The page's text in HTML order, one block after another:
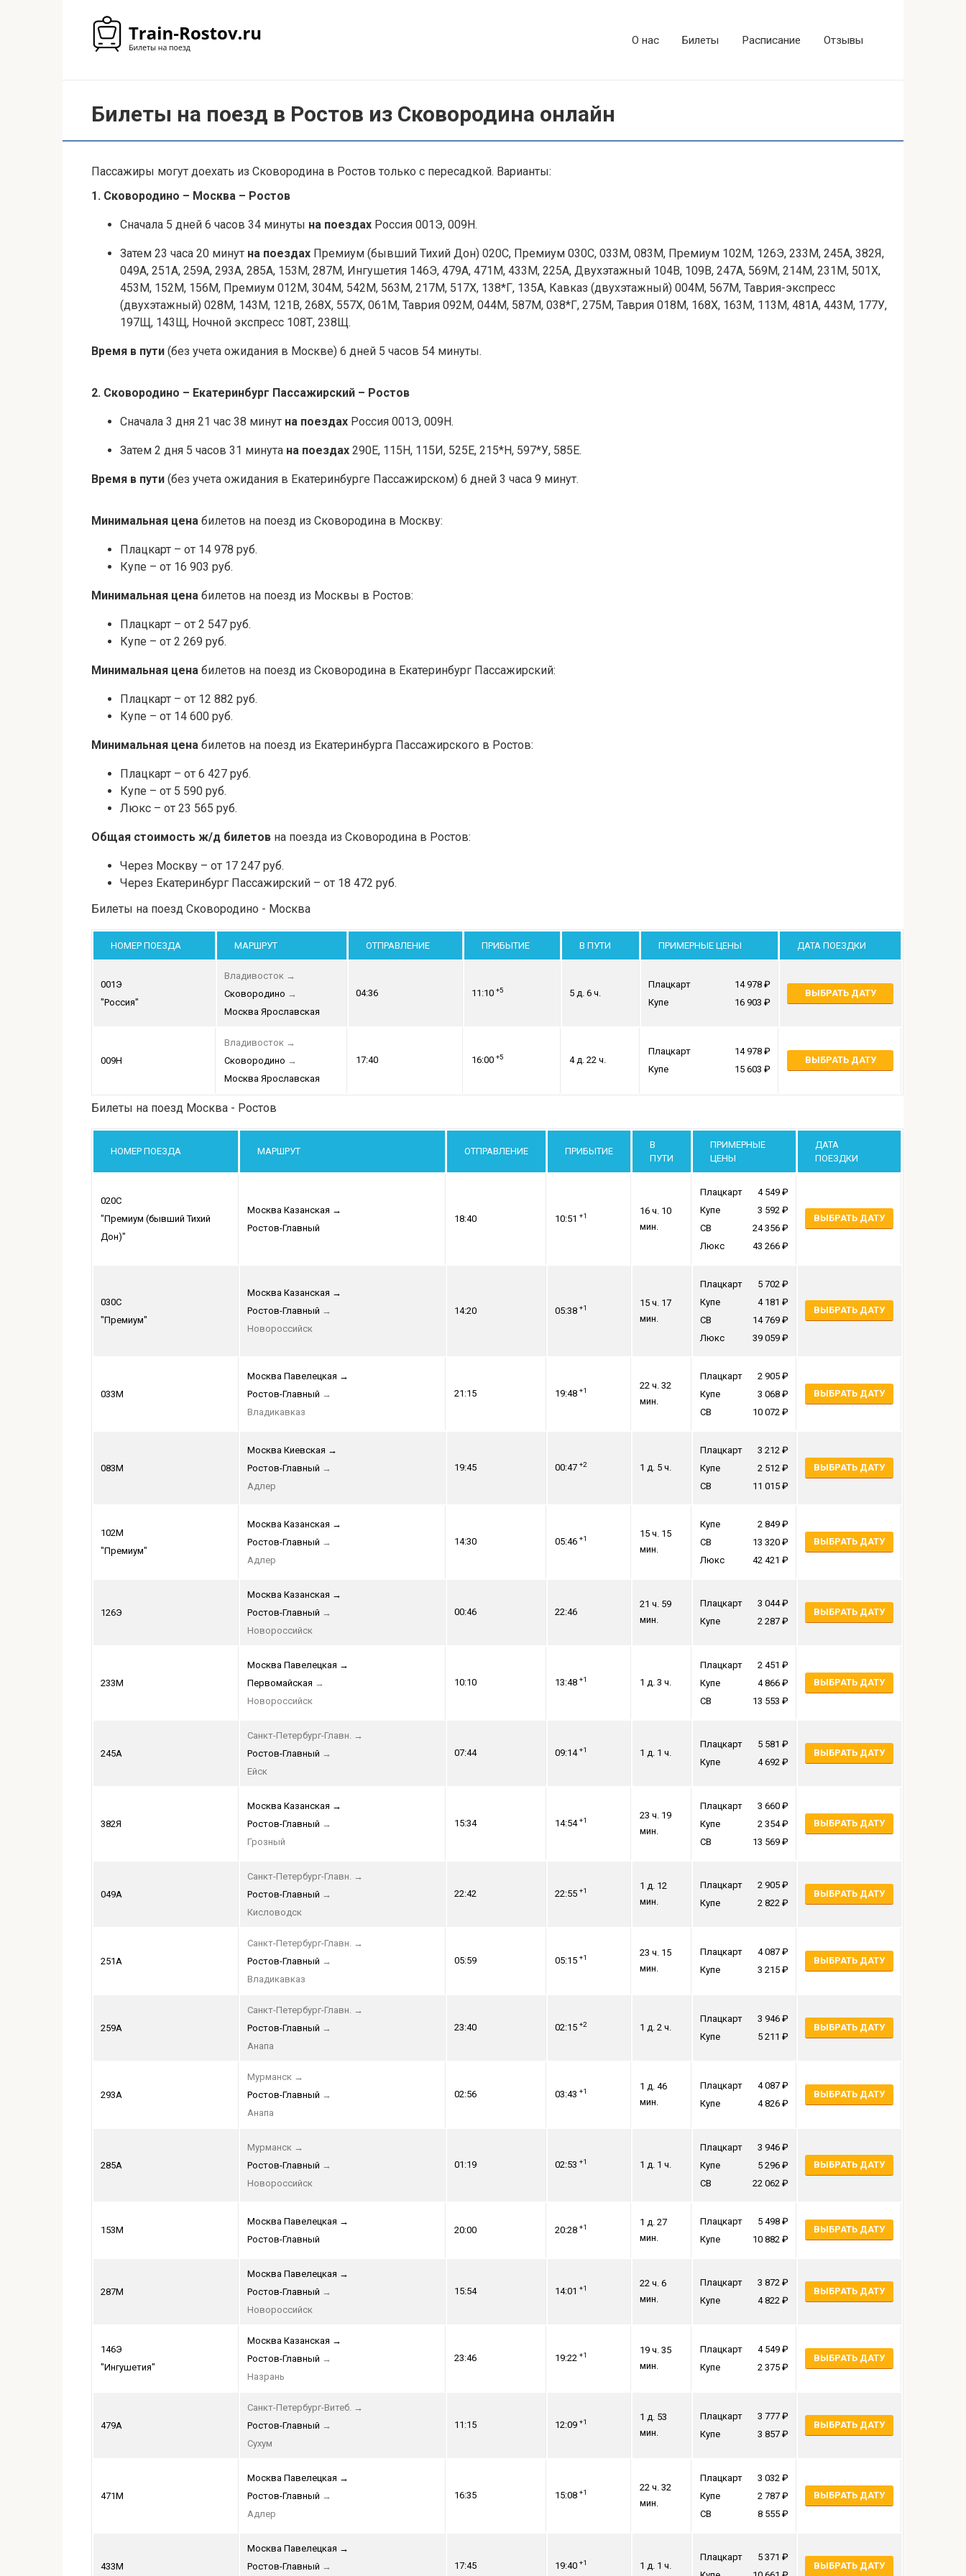
О нас Билеты Расписание Отзывы
Билеты на поезд в Ростов из Сковородина онлайн
Пассажиры могут доехать из Сковородина в Ростов только с пересадкой. Варианты:
1. Сковородино – Москва – Ростов
Сначала 5 дней 6 часов 34 минуты на поездах Россия 001Э, 009Н.
Затем 23 часа 20 минут на поездах Премиум (бывший Тихий Дон) 020С, Премиум 030С, 033М, 083М, Премиум 102М, 126Э, 233М, 245А, 382Я,
049А, 251А, 259А, 293А, 285А, 153М, 287М, Ингушетия 146Э, 479А, 471М, 433М, 225А, Двухэтажный 104В, 109В, 247А, 569М, 214М, 231М, 501Х,
453М, 152М, 156М, Премиум 012М, 304М, 542М, 563М, 217М, 517Х, 138*Г, 135А, Кавказ (двухэтажный) 004М, 567М, Таврия-экспресс
(двухэтажный) 028М, 143М, 121В, 268Х, 557Х, 061М, Таврия 092М, 044М, 587М, 038*Г, 275М, Таврия 018М, 168Х, 163М, 113М, 481А, 443М, 177У,
197Щ, 143Щ, Ночной экспресс 108Т, 238Щ.
Время в пути (без учета ожидания в Москве) 6 дней 5 часов 54 минуты.
2. Сковородино – Екатеринбург Пассажирский – Ростов
Сначала 3 дня 21 час 38 минут на поездах Россия 001Э, 009Н.
Затем 2 дня 5 часов 31 минута на поездах 290Е, 115Н, 115И, 525Е, 215*Н, 597*У, 585Е.
Время в пути (без учета ожидания в Екатеринбурге Пассажирском) 6 дней 3 часа 9 минут.
Минимальная цена билетов на поезд из Сковородина в Москву:
Плацкарт – от 14 978 руб.
Купе – от 16 903 руб.
Минимальная цена билетов на поезд из Москвы в Ростов:
Плацкарт – от 2 547 руб.
Купе – от 2 269 руб.
Минимальная цена билетов на поезд из Сковородина в Екатеринбург Пассажирский:
Плацкарт – от 12 882 руб.
Купе – от 14 600 руб.
Минимальная цена билетов на поезд из Екатеринбурга Пассажирского в Ростов:
Плацкарт – от 6 427 руб.
Купе – от 5 590 руб.
Люкс – от 23 565 руб.
Общая стоимость ж/д билетов на поезда из Сковородина в Ростов:
Через Москву – от 17 247 руб.
Через Екатеринбург Пассажирский – от 18 472 руб.
Билеты на поезд Сковородино - Москва
НОМЕР ПОЕЗДА МАРШРУТ ОТПРАВЛЕНИЕ ПРИБЫТИЕ В ПУТИ ПРИМЕРНЫЕ ЦЕНЫ ДАТА ПОЕЗДКИ
001Э
"Россия"
Владивосток →
Сковородино →
Москва Ярославская
04:36 11:10 +5 5 д. 6 ч.
Плацкарт
14 978
Купе
16 903
ВЫБРАТЬ ДАТУ
009Н
Владивосток →
Сковородино →
Москва Ярославская
17:40 16:00 +5 4 д. 22 ч.
Плацкарт
14 978
Купе
15 603
ВЫБРАТЬ ДАТУ
Билеты на поезд Москва - Ростов
НОМЕР ПОЕЗДА МАРШРУТ ОТПРАВЛЕНИЕ ПРИБЫТИЕ
В
ПУТИ
ПРИМЕРНЫЕ
ЦЕНЫ
ДАТА
ПОЕЗДКИ
020С
"Премиум (бывший Тихий
Дон)"
Москва Казанская →
Ростов-Главный
18:40 10:51 +1
16 ч. 10
мин.
Плацкарт
4 549
Купе
3 592
СВ
24 356
Люкс
43 266
ВЫБРАТЬ ДАТУ
030С
"Премиум"
Москва Казанская →
Ростов-Главный →
Новороссийск
14:20 05:38 +1
15 ч. 17
мин.
Плацкарт
5 702
Купе
4 181
СВ
14 769
Люкс
39 059
ВЫБРАТЬ ДАТУ
033М
Москва Павелецкая →
Ростов-Главный →
Владикавказ
21:15 19:48 +1
22 ч. 32
мин.
Плацкарт
2 905
Купе
3 068
СВ
10 072
ВЫБРАТЬ ДАТУ
083М
Москва Киевская →
Ростов-Главный →
Адлер
19:45 00:47 +2 1 д. 5 ч.
Плацкарт
3 212
Купе
2 512
СВ
11 015
ВЫБРАТЬ ДАТУ
102М
"Премиум"
Москва Казанская →
Ростов-Главный →
Адлер
14:30 05:46 +1
15 ч. 15
мин.
Купе
2 849
СВ
13 320
Люкс
42 421
ВЫБРАТЬ ДАТУ
126Э
Москва Казанская →
Ростов-Главный →
Новороссийск
00:46 22:46
21 ч. 59
мин.
Плацкарт
3 044
Купе
2 287
ВЫБРАТЬ ДАТУ
233М
Москва Павелецкая →
Первомайская →
Новороссийск
10:10 13:48 +1 1 д. 3 ч.
Плацкарт
2 451
Купе
4 866
СВ
13 553
ВЫБРАТЬ ДАТУ
245А
Санкт-Петербург-Главн. →
Ростов-Главный →
Ейск
07:44 09:14+1 1 д. 1 ч.
Плацкарт
5 581
Купе
4 692
ВЫБРАТЬ ДАТУ
382Я
Москва Казанская →
Ростов-Главный →
Грозный
15:34 14:54+1
23 ч. 19
мин.
Плацкарт
3 660
Купе
2 354
СВ
13 569
ВЫБРАТЬ ДАТУ
049А
Санкт-Петербург-Главн. →
Ростов-Главный →
Кисловодск
22:42 22:55 +1
1 д. 12
мин.
Плацкарт
2 905
Купе
2 822
ВЫБРАТЬ ДАТУ
251А
Санкт-Петербург-Главн. →
Ростов-Главный →
Владикавказ
05:59 05:15 +1
23 ч. 15
мин.
Плацкарт
4 087
Купе
3 215
ВЫБРАТЬ ДАТУ
259А
Санкт-Петербург-Главн. →
Ростов-Главный →
Анапа
23:40 02:15 +2 1 д. 2 ч.
Плацкарт
3 946
Купе
5 211
ВЫБРАТЬ ДАТУ
293А
Мурманск →
Ростов-Главный →
Анапа
02:56 03:43 +1
1 д. 46
мин.
Плацкарт
4 087
Купе
4 826
ВЫБРАТЬ ДАТУ
285А
Мурманск →
Ростов-Главный →
Новороссийск
01:19 02:53 +1 1 д. 1 ч.
Плацкарт
3 946
Купе
5 296
СВ
22 062
ВЫБРАТЬ ДАТУ
153М
Москва Павелецкая →
Ростов-Главный
20:00 20:28 +1
1 д. 27
мин.
Плацкарт
5 498
Купе
10 882
ВЫБРАТЬ ДАТУ
287М
Москва Павелецкая →
Ростов-Главный →
Новороссийск
15:54 14:01 +1
22 ч. 6
мин.
Плацкарт
3 872
Купе
4 822
ВЫБРАТЬ ДАТУ
146Э
"Ингушетия"
Москва Казанская →
Ростов-Главный →
Назрань
23:46 19:22 +1
19 ч. 35
мин.
Плацкарт
4 549
Купе
2 375
ВЫБРАТЬ ДАТУ
479А
Санкт-Петербург-Витеб. →
Ростов-Главный →
Сухум
11:15 12:09 +1
1 д. 53
мин.
Плацкарт
3 777
Купе
3 857
ВЫБРАТЬ ДАТУ
471М
Москва Павелецкая →
Ростов-Главный →
Адлер
16:35 15:08 +1
22 ч. 32
мин.
Плацкарт
3 032
Купе
2 787
СВ
8 555
ВЫБРАТЬ ДАТУ
433М
Москва Павелецкая →
Ростов-Главный → 17:45 19:40 +1 1 д. 1 ч.
Плацкарт
5 371
ВЫБРАТЬ ДАТУ